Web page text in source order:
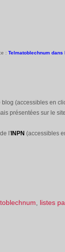
: Telmatoblechnum dans
blog (accessibles en
présentées sur le site
de l' INPN (accessibles
listes